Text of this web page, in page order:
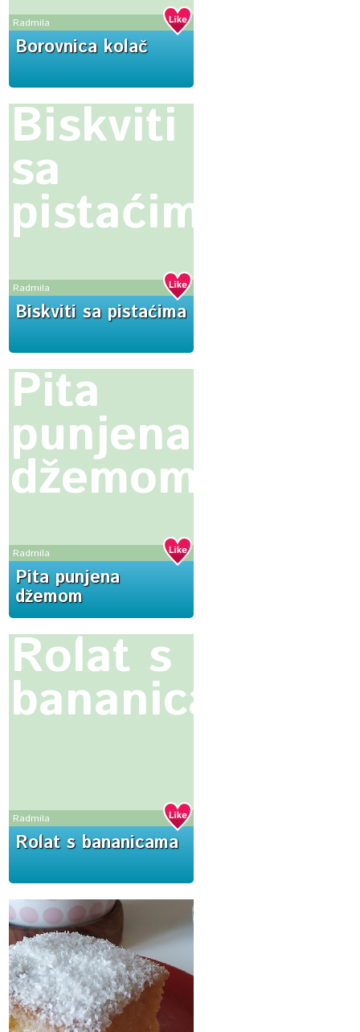
Radmila
Borovnica kolač
Biskviti
sa
pistaćima
Radmila
Biskviti sa pistaćima
Pita
punjena
džemom
Radmila
Pita punjena
džemom
Rolat s
bananicama
Radmila
Rolat s bananicama